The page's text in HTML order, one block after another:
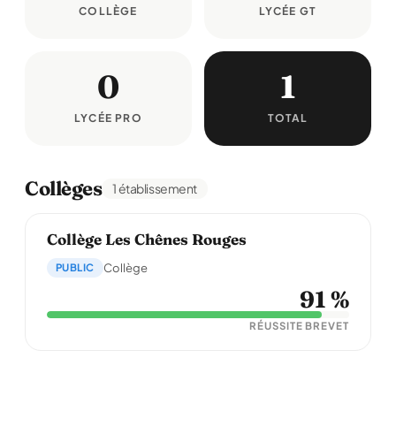
COLLÈGE LYCÉE GT
0
LYCÉE PRO
1
TOTAL
Collèges 1 établissement
Collège Les Chênes Rouges
PUBLIC Collège
91 %
RÉUSSITE BREVET